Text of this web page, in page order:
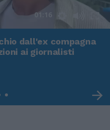
01:16
dall'ex compagna
ai giornalisti